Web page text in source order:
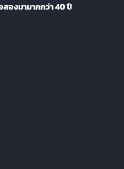
สองมามากกว่า 40 ปี